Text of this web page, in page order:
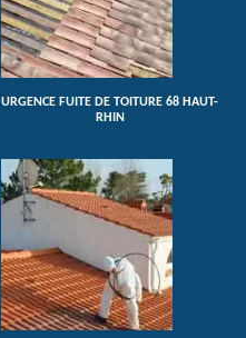
URGENCE FUITE DE TOITURE 68 HAUT-
RHIN